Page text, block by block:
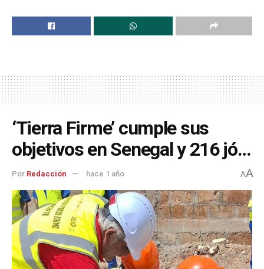
‘Tierra Firme’ cumple sus
objetivos en Senegal y 216 jó…
Por Redacción hace 1 año AA